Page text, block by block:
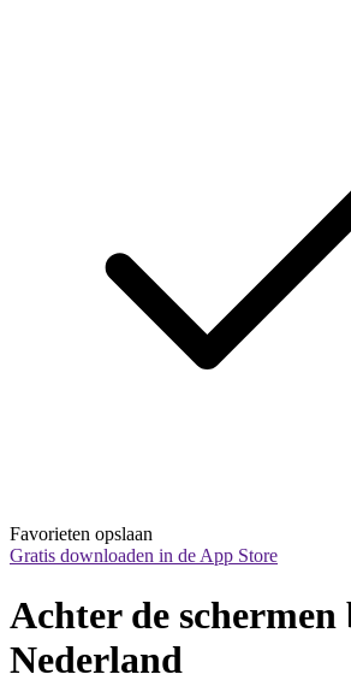
Favorieten opslaan
Gratis downloaden in de App Store
Achter de schermen
Nederland